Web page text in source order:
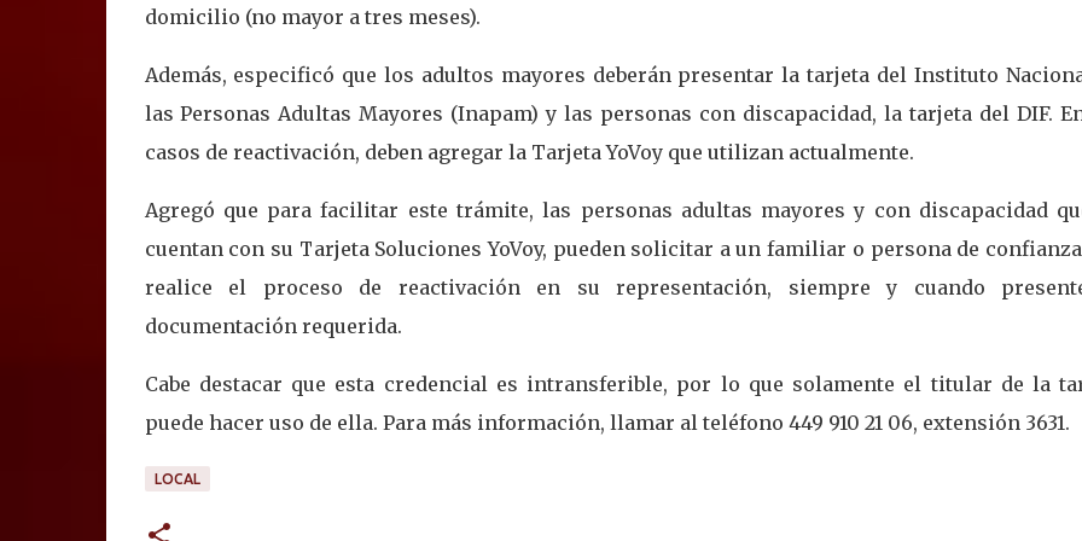
domicilio (no mayor a tres meses).
Además, especificó que los adultos mayores deberán presentar la tarjeta del Instituto
las Personas Adultas Mayores (Inapam) y las personas con discapacidad, la tarjeta del DIF.
casos de reactivación, deben agregar la Tarjeta YoVoy que utilizan actualmente.
Agregó que para facilitar este trámite, las personas adultas mayores y con discapacidad
cuentan con su Tarjeta Soluciones YoVoy, pueden solicitar a un familiar o persona de
realice el proceso de reactivación en su representación, siempre y cuando
documentación requerida.
Cabe destacar que esta credencial es intransferible, por lo que solamente el titular de la
puede hacer uso de ella. Para más información, llamar al teléfono 449 910 21 06, extensión 3631.
LOCAL